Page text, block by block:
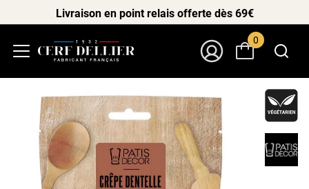
Livraison en point relais offerte dès 69€
0